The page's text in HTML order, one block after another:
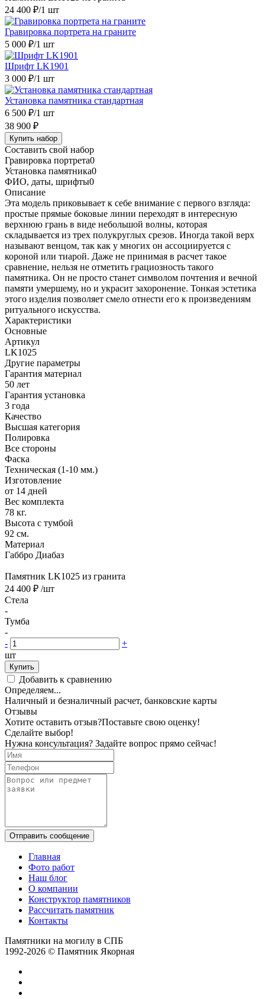
24 400 ₽/1 шт
Гравировка портрета на граните
5 000 ₽/1 шт
Шрифт LK1901
3 000 ₽/1 шт
Установка памятника стандартная
6 500 ₽/1 шт
38 900 ₽
Купить набор
Составить свой набор
Гравировка портрета0
Установка памятника0
ФИО, даты, шрифты0
Описание
Эта модель приковывает к себе внимание с первого взгляда:
простые прямые боковые линии переходят в интересную
верхнюю грань в виде небольшой волны, которая
складывается из трех полукруглых срезов. Иногда такой верх
называют венцом, так как у многих он ассоциируется с
короной или тиарой. Даже не принимая в расчет такое
сравнение, нельзя не отметить грациозность такого
памятника. Он не просто станет символом почтения и вечной
памяти умершему, но и украсит захоронение. Тонкая эстетика
этого изделия позволяет смело отнести его к произведениям
ритуального искусства.
Характеристики
Основные
Артикул
LK1025
Другие параметры
Гарантия материал
50 лет
Гарантия установка
3 года
Качество
Высшая категория
Полировка
Все стороны
Фаска
Техническая (1-10 мм.)
Изготовление
от 14 дней
Вес комплекта
78 кг.
Высота с тумбой
92 см.
Материал
Габбро Диабаз
Памятник LK1025 из гранита
24 400 ₽ /шт
Стела
-
Тумба
-
-
+
шт
Купить
Добавить к сравнению
Определяем...
Наличный и безналичный расчет, банковские карты
Отзывы
Хотите оставить отзыв?Поставьте свою оценку!
Сделайте выбор!
Нужна консультация? Задайте вопрос прямо сейчас!
Отправить сообщение
Главная
Фото работ
Наш блог
О компании
Конструктор памятников
Рассчитать памятник
Контакты
Памятники на могилу в СПБ
1992-2026 © Памятник Якорная